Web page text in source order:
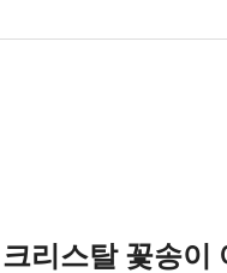
리스탈 꽃송이